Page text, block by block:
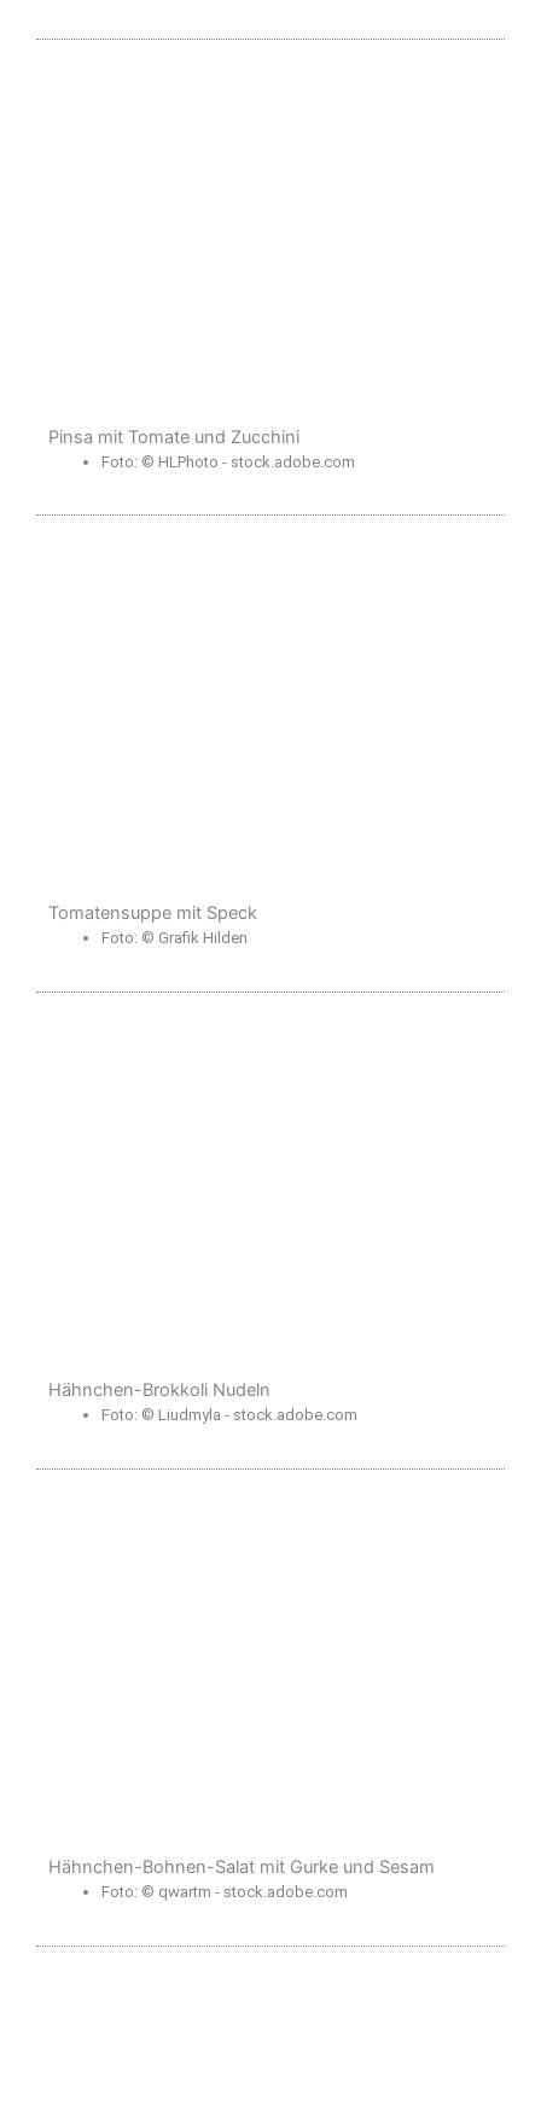
Pinsa mit Tomate und Zucchini
Foto: © HLPhoto - stock.adobe.com
Tomatensuppe mit Speck
Foto: © Grafik Hilden
Hähnchen-Brokkoli Nudeln
Foto: © Liudmyla - stock.adobe.com
Hähnchen-Bohnen-Salat mit Gurke und Sesam
Foto: © qwartm - stock.adobe.com